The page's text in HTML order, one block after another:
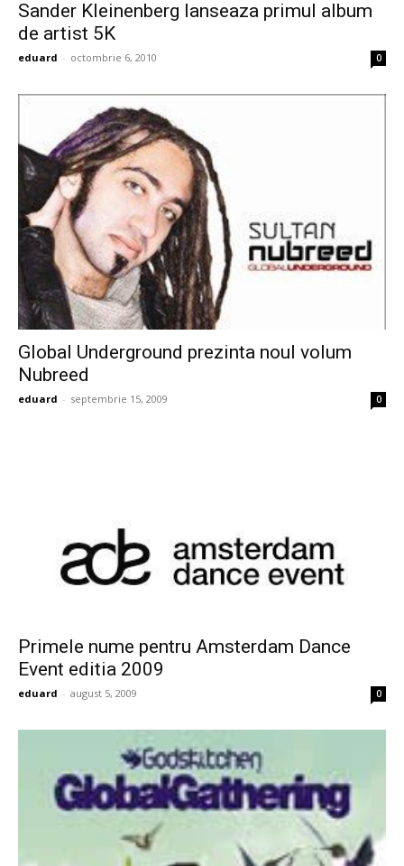
Sander Kleinenberg lanseaza primul album
de artist 5K
eduard - octombrie 6, 2010 0
Global Underground prezinta noul volum
Nubreed
eduard - septembrie 15, 2009 0
Primele nume pentru Amsterdam Dance
Event editia 2009
eduard - august 5, 2009 0